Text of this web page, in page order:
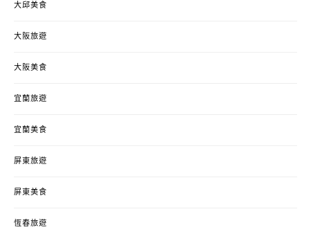
大邱美食
大阪旅遊
大阪美食
宜蘭旅遊
宜蘭美食
屏東旅遊
屏東美食
恆春旅遊